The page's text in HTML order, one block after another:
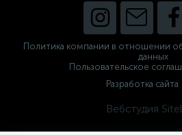
Политика компании в отношении
данных
Пользовательское
Разработка сайта
Вебстудия